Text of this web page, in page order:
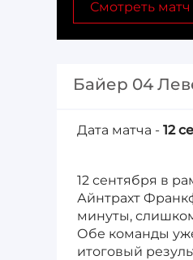
Смотреть матч
Байер 04
Дата матча - 12
12 сентября в
Айнтрахт
минуты,
Обе команды
итоговый